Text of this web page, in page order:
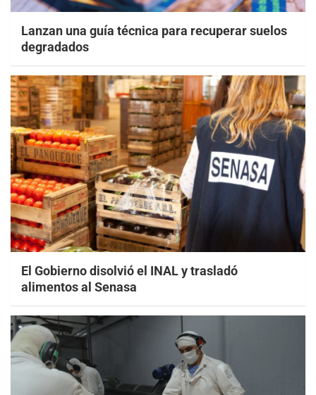
Lanzan una guía técnica para recuperar suelos
degradados
El Gobierno disolvió el INAL y trasladó
alimentos al Senasa